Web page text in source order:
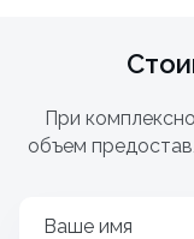
При
объем
Ваше имя